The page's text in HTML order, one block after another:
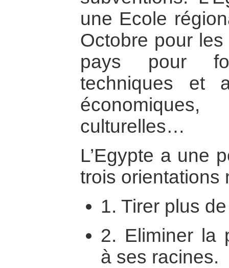
une Ecole
Octobre pour
pays pour
techniques et
culturelles…
L’Egypte a une
trois orientations
1. Tirer plus
2. Eliminer la
à ses racines.